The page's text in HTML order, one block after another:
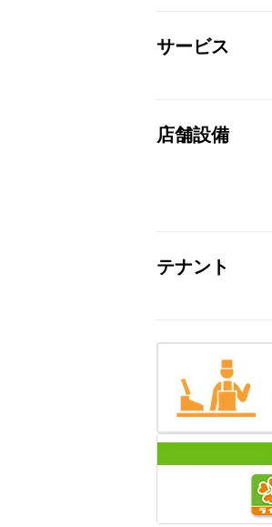
サービス
店舗設備
テナント